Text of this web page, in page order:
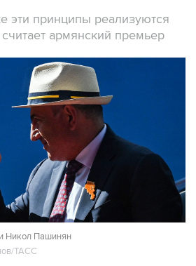
эти принципы реализуются
армянский премьер
Никол Пашинян
ТАСС